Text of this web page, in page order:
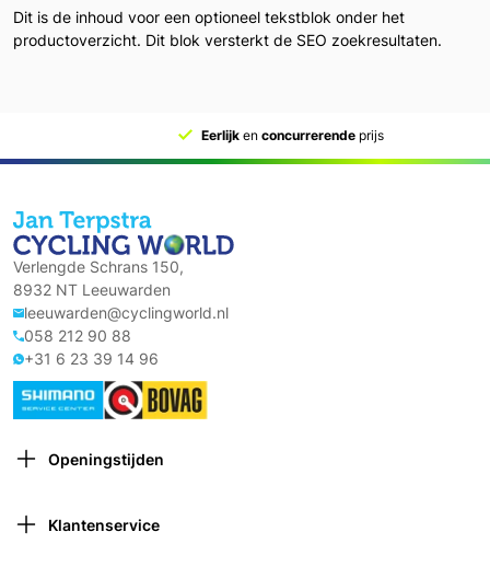
Dit is de inhoud voor een optioneel tekstblok onder het
productoverzicht. Dit blok versterkt de SEO zoekresultaten.
Eerlijkenconcurrerendeprijs
Verlengde Schrans 150,
8932 NT Leeuwarden
leeuwarden@cyclingworld.nl
058 212 90 88
+31 6 23 39 14 96
Openingstijden
Dinsdag: 9:00 – 18:00
Klantenservice